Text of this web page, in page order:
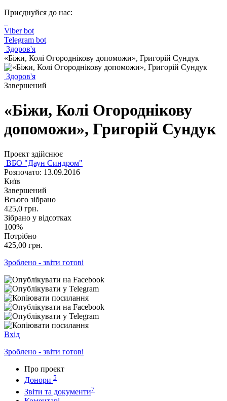
Приєднуйся до нас:
Viber bot
Telegram bot
Здоров'я
«Біжи, Колі Огороднікову допоможи», Григорій Сундук
Здоров'я
Завершений
«Біжи, Колі Огороднікову
допоможи», Григорій Сундук
Проєкт здійснює
ВБО "Даун Синдром"
Розпочато: 13.09.2016
Київ
Завершений
Всього зібрано
425,0 грн.
Зібрано у відсотках
100%
Потрібно
425,00 грн.
Зроблено - звіти готові
Вхід
Зроблено - звіти готові
Про проєкт
Донори 5
Звіти та документи7